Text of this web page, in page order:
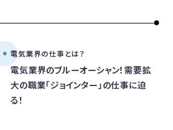
電気業界の仕事とは？
電気業界のブルーオーシャン！需要拡
大の職業「ジョインター」の仕事に迫
る！